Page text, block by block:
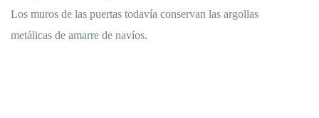
Los muros de las puertas todavía conservan las argollas
metálicas de amarre de navíos.